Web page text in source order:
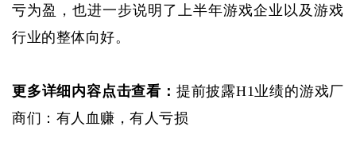
亏为盈，也进一步说明了上半年游戏企业以及游戏
行业的整体向好。
更多详细内容点击查看： 提前披露H1业绩的游戏厂
商们：有人血赚，有人亏损